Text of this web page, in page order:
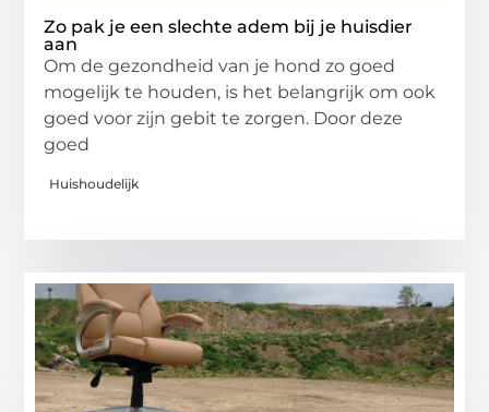
Zo pak je een slechte adem bij je huisdier
aan
Om de gezondheid van je hond zo goed
mogelijk te houden, is het belangrijk om ook
goed voor zijn gebit te zorgen. Door deze
goed
Huishoudelijk